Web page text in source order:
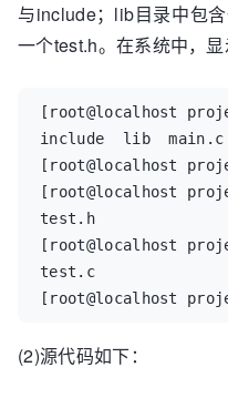
与include；lib目录中包
一个test.h。在系统中，显
[root@localhost
include  lib
[root@localhost
[root@localhost
test.h
[root@localhost
test.c
[root@localhost
(2)源代码如下：